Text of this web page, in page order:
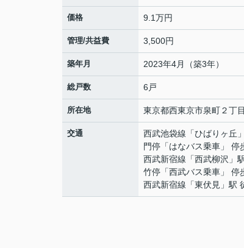
価格 9.1万円
管理/共益費 3,500円
築年月 2023年4月（築3年）
総戸数 6戸
所在地 東京都西東京市泉町２丁目
交通 西武池袋線 「ひばりヶ丘
門停「はなバス乗車」 停
西武新宿線 「西武柳沢 」
竹停「西武バス乗車」 停
西武新宿線 「東伏見 」駅